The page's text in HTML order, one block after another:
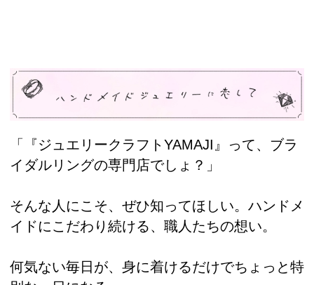
「『ジュエリークラフトYAMAJI』って、ブラ
イダルリングの専門店でしょ？」
そんな人にこそ、ぜひ知ってほしい。ハンドメ
イドにこだわり続ける、職人たちの想い。
何気ない毎日が、身に着けるだけでちょっと特